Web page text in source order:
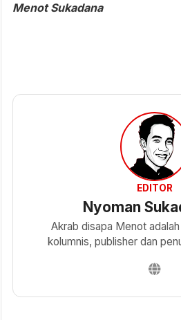
Menot Sukadana
EDITOR
Nyoman
Akrab disapa Menot
kolumnis, publisher dan